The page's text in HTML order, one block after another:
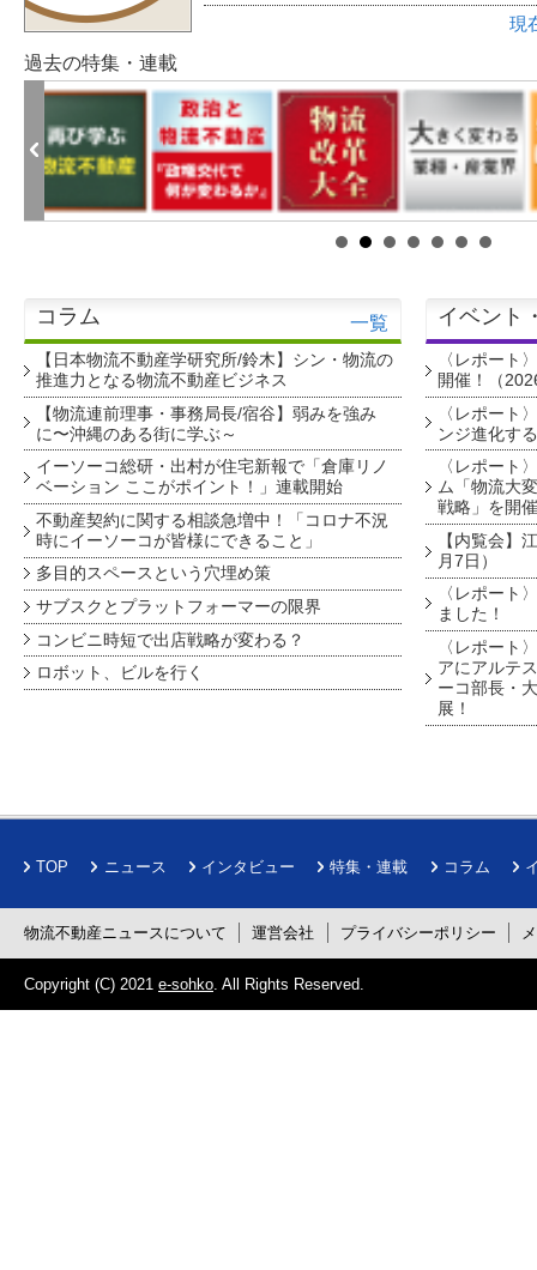
現
過去の特集・連載
コラム 一覧
【日本物流不動産学研究所/鈴木】シン・物流の
推進力となる物流不動産ビジネス
【物流連前理事・事務局長/宿谷】弱みを強み
に〜沖縄のある街に学ぶ～
イーソーコ総研・出村が住宅新報で「倉庫リノ
ベーション ここがポイント！」連載開始
不動産契約に関する相談急増中！「コロナ不況
時にイーソーコが皆様にできること」
多目的スペースという穴埋め策
サブスクとプラットフォーマーの限界
コンビニ時短で出店戦略が変わる？
ロボット、ビルを行く
イベント
〈レポート
開催！（
〈レポート
ンジ進化す
〈レポート
ム「物流大
戦略」を開
【内覧会】
月7日）
〈レポート
ました！
〈レポート
アにアルテ
ーコ部長・
展！
TOP ニュース インタビュー 特集・連載 コラム
物流不動産ニュースについて 運営会社 プライバシーポリシー
Copyright (C) 2021 e-sohko. All Rights Reserved.